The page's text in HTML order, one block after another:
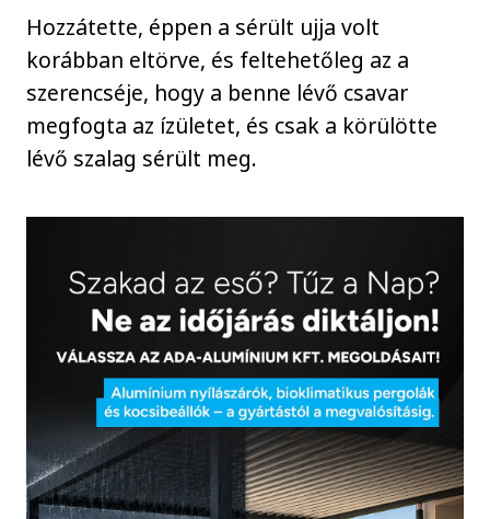
Hozzátette, éppen a sérült ujja volt
korábban eltörve, és feltehetőleg az a
szerencséje, hogy a benne lévő csavar
megfogta az ízületet, és csak a körülötte
lévő szalag sérült meg.